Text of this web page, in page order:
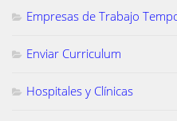
Empresas de Trabajo
Enviar Curriculum
Hospitales y Clínicas